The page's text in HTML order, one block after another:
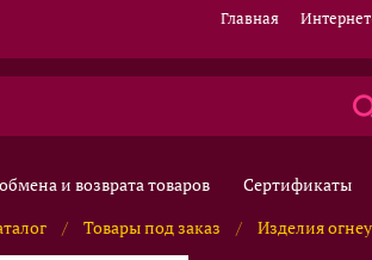
Главная
и возврата товаров Сертификаты
Товары под заказ Изделия